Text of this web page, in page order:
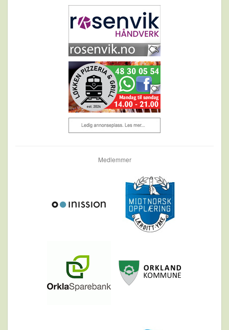
Medlemmer